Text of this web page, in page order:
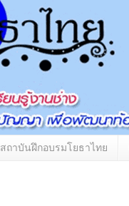
สถาบันฝึกอบรมโยธาไทย